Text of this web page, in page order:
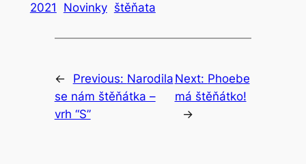
2021 Novinky štěňata
← Previous: Narodila
se nám štěňátka –
vrh “S”
Next: Phoebe
má štěňátko!
→